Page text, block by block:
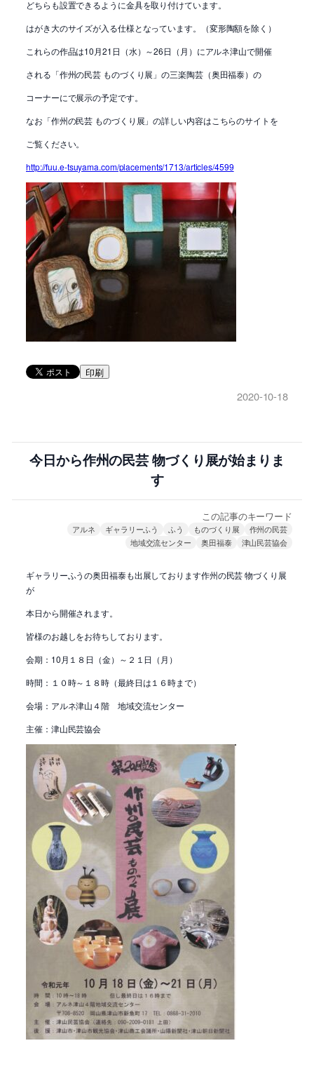
どちらも設置できるように金具を取り付けています。
はがき大のサイズが入る仕様となっています。（変形陶額を除く）
これらの作品は10月21日（水）～26日（月）にアルネ津山で開催
される「作州の民芸 ものづくり展」の三楽陶芸（奥田福泰）の
コーナーにで展示の予定です。
なお「作州の民芸 ものづくり展」の詳しい内容はこちらのサイトを
ご覧ください。
http://fuu.e-tsuyama.com/placements/1713/articles/4599
印刷
2020-10-18
今日から作州の民芸 物づくり展が始まりま
す
この記事のキーワード
アルネ ギャラリーふう ふう ものづくり展
作州の民芸
地域交流センター
奥田福泰 津山民芸協会
ギャラリーふうの奥田福泰も出展しております作州の民芸 物づくり展
が
本日から開催されます。
皆様のお越しをお待ちしております。
会期：10月１８日（金）～２１日（月）
時間：１０時～１８時（最終日は１６時まで）
会場：アルネ津山４階 地域交流センター
主催：津山民芸協会